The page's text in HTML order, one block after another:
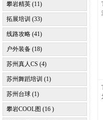
攀岩精英 (11)
拓展培训 (33)
线路攻略 (41)
户外装备 (18)
苏州真人CS (4)
苏州舞蹈培训 (1)
苏州台球 (1)
攀岩COOL图 (16 )